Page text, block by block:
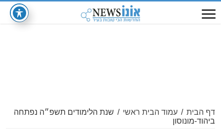
דף הבית / עמוד הבית ראשי / שנת הלימודים תשפ״ה נפתחה
ביהוד-מונוסון